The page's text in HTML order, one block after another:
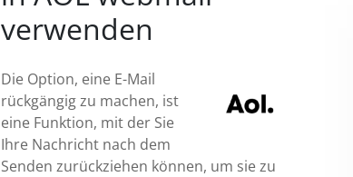
verwenden
Die Option, eine E-Mail
rückgängig zu machen, ist
eine Funktion, mit der Sie
Ihre Nachricht nach dem
Senden zurückziehen können, um sie zu